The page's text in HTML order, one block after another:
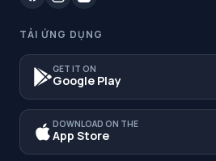
TẢI ỨNG DỤNG
GET IT ON
Google Play
DOWNLOAD ON THE
App Store